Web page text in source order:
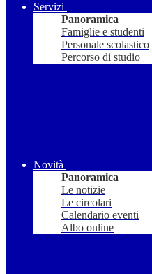
Servizi
Panoramica
Famiglie e studenti
Personale scolastico
Percorso di studio
Novità
Panoramica
Le notizie
Le circolari
Calendario eventi
Albo online